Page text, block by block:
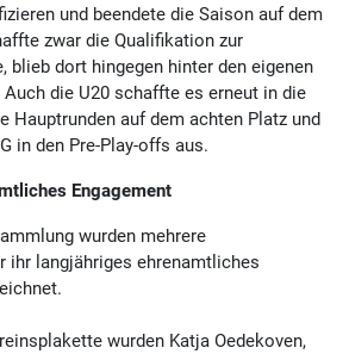
und beendete die Saison auf dem
zwar die Qualifikation zur
blieb dort hingegen hinter den eigenen
Auch die U20 schaffte es erneut in die
Hauptrunden auf dem achten Platz und
in den Pre-Play-offs aus.
Engagement
wurden mehrere
ihr langjähriges ehrenamtliches
wurden Katja Oedekoven,